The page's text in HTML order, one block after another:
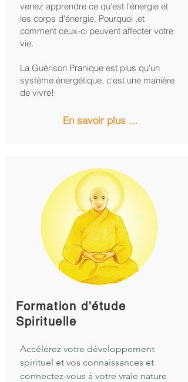
venez apprendre ce qu'est l'énergie et
les corps d'énergie. Pourquoi ,et
comment ceux-ci peuvent affecter votre
vie.
La Guérison Pranique est plus qu'un
système énergétique, c'est une manière
de vivre!
En savoir plus ...
Formation d'étude
Spirituelle
Accélérez votre développement
spirituel et vos connaissances et
connectez-vous à votre vraie nature